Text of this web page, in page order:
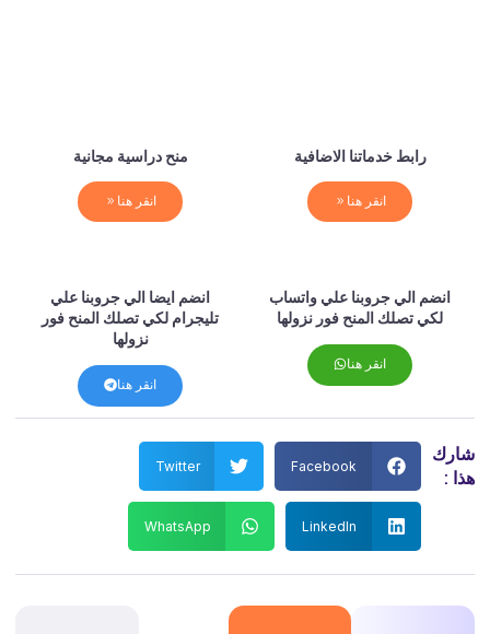
رابط خدماتنا الاضافية
انقر هنا
منح دراسية مجانية
انقر هنا
انضم الي جروبنا علي واتساب
لكي تصلك المنح فور نزولها
انقر هنا
انضم ايضا الي جروبنا علي
تليجرام لكي تصلك المنح فور
نزولها
انقر هنا
شارك
هذا :
Facebook
Twitter
LinkedIn
WhatsApp